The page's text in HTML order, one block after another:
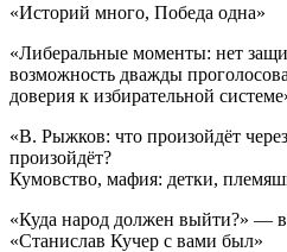
«Историй много, Победа одна»
«Либеральные моменты: нет
возможность дважды
доверия к избирательной
«В. Рыжков: что произойдёт
произойдёт?
Кумовство, мафия: детки,
«Куда народ должен выйти?» —
«Станислав Кучер с вами был»